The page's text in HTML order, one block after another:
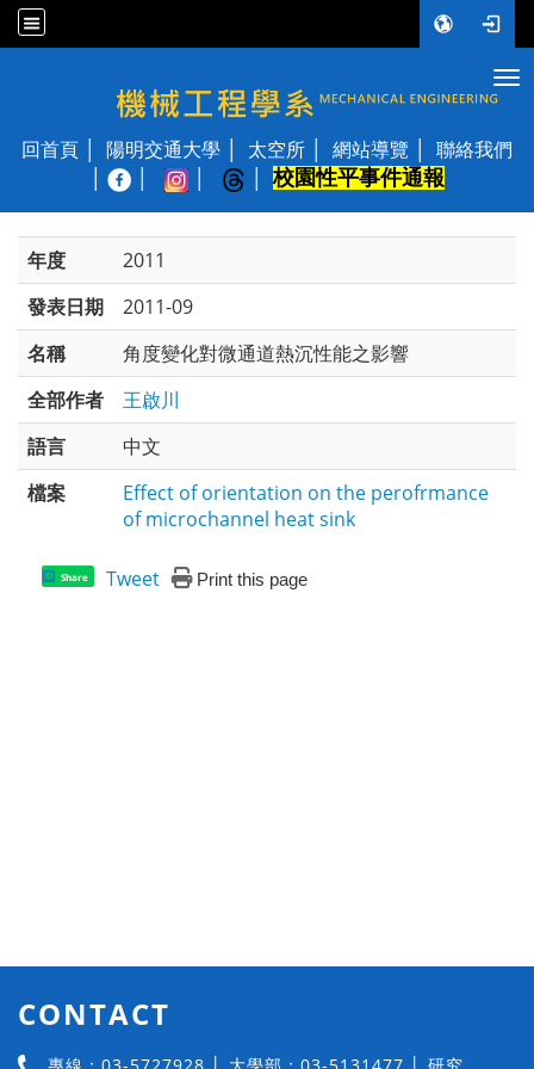
國立陽明交通大學 機械工程學系
回首頁 陽明交通大學 太空所 網站導覽
聯絡我們
校園性平事件通報
年度
2011
發表日期
2011-09
名稱
角度變化對微通道熱沉性能之影響
全部作者
王啟川
語言
中文
檔案
Effect of orientation on the perofrmance
of microchannel heat sink
Share Tweet Print this page
CONTACT